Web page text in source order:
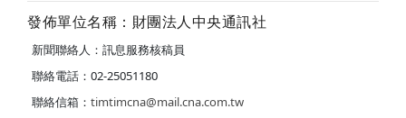
發佈單位名稱：財團法人中央通訊社
新聞聯絡人：訊息服務核稿員
聯絡電話：02-25051180
聯絡信箱： timtimcna@mail.cna.com.tw